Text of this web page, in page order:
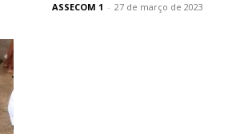
ASSECOM 1 - 27 de março de 2023